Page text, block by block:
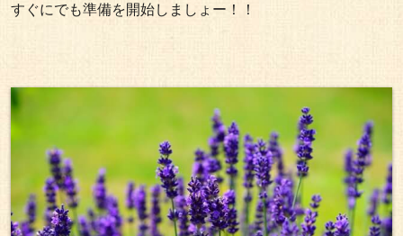
すぐにでも準備を開始しましょー！！